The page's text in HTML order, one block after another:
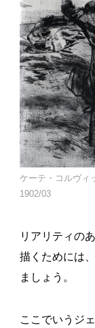
ケーテ・コルヴィ
1902/03
リアリティの
描くためには
ましょう。
ここでいうジ